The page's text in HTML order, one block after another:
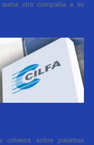
otra compañía a su
criterios sobre patentes